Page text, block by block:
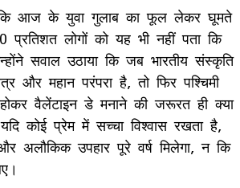
आज के युवा गुलाब का फूल लेकर घूमते
लोगों को यह भी नहीं पता कि
सवाल उठाया कि जब भारतीय संस्कृति
और महान परंपरा है, तो फिर पश्चिमी
वैलेंटाइन डे मनाने की जरूरत ही क्या
कोई प्रेम में सच्चा विश्वास रखता है,
अलौकिक उपहार पूरे वर्ष मिलेगा, न कि